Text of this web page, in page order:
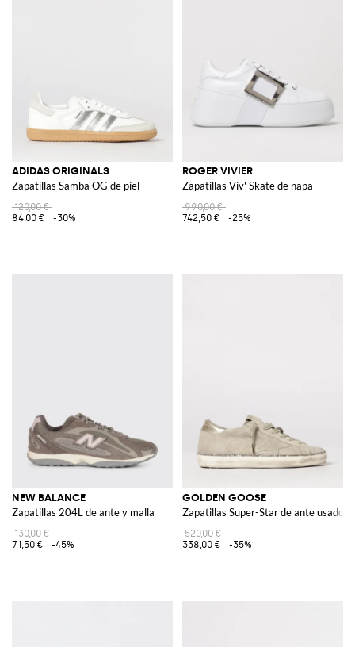
ADIDAS ORIGINALS
Zapatillas Samba OG de piel
120,00 €
84,00 €
-30%
ROGER VIVIER
Zapatillas Viv' Skate de napa
990,00 €
742,50 €
-25%
NEW BALANCE
Zapatillas 204L de ante y malla
130,00 €
71,50 €
-45%
GOLDEN GOOSE
Zapatillas Super-Star de ante usado
520,00 €
338,00 €
-35%